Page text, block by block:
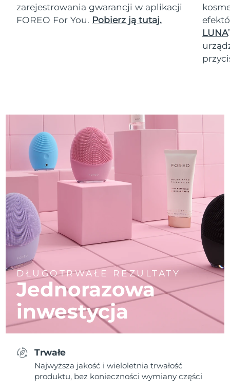
zarejestrowania gwarancji w aplikacji
FOREO For You. Pobierz ją tutaj.
LUNA
DŁUGOTRWAŁE REZULTATY
Jednorazowa
inwestycja
Trwałe
Najwyższa jakość i wieloletnia trwałość
produktu, bez konieczności wymiany części